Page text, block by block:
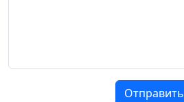
Отправить